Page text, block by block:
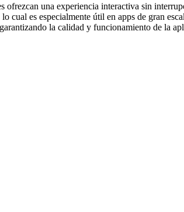
ofrezcan una experiencia interactiva sin
es especialmente útil en apps de gran
la calidad y funcionamiento de la